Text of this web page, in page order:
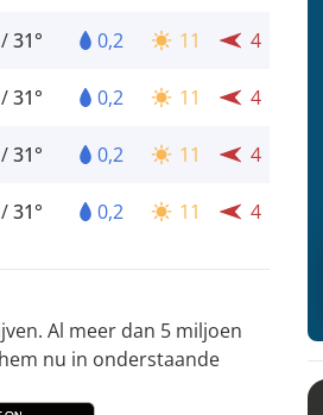
/31° 0,2 11 4
/31° 0,2 11 4
/31° 0,2 11 4
/31° 0,2 11 4
Al meer dan 5 miljoen
nu in onderstaande